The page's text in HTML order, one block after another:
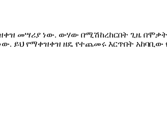
መሣሪያ ነው. ውሃው በሚሽከረከርበት ጊዜ በሞቃት,
ይህ የማቀዝቀዝ ዘዴ የተጨመሩ እርጥበት አከባቢው